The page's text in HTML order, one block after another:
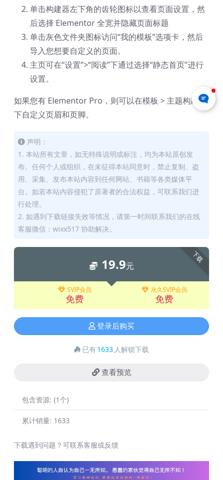
单击构建器左下角的齿轮图标以查看页面设置，然
后选择 Elementor 全宽并隐藏页面标题
单击灰色文件夹图标访问“我的模板”选项卡，然后
导入您想要自定义的页面。
主页可在“设置”>“阅读”下通过选择“静态首页”进行
设置。
如果您有 Elementor Pro，则可以在模板 > 主题构建器
下自定义页眉和页脚。
声明：
1. 本站所有文章，如无特殊说明或标注，均为本站原创发
布。任何个人或组织，在未征得本站同意时，禁止复制、盗
用、采集、发布本站内容到任何网站、书籍等各类媒体平
台。如若本站内容侵犯了原著者的合法权益，可联系我们进
行处理。
2. 如遇到下载链接失效等情况，请第一时间联系我们的在线
客服微信：wixx517 协助解决。
下载
19.9元
SVIP会员
免费
永久SVIP会员
免费
登录后购买
已有1633 人解锁下载
查看预览
包含资源: (1个)
累计销量: 1633
下载遇到问题？可联系客服或反馈